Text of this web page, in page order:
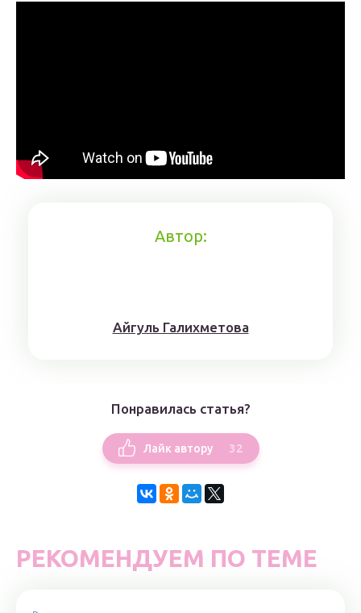
Автор:
Айгуль Галихметова
Понравилась статья?
Лайк автору 32
РЕКОМЕНДУЕМ ПО ТЕМЕ